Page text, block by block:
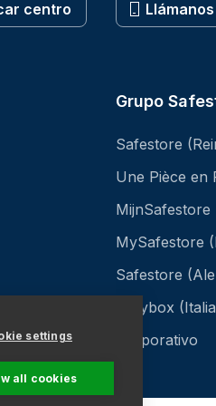
settings
all cookies
centro
Grupo
Safestore
Une Pièce en
MijnSafestore
MySafestore
Safestore
Easybox
Corporativo